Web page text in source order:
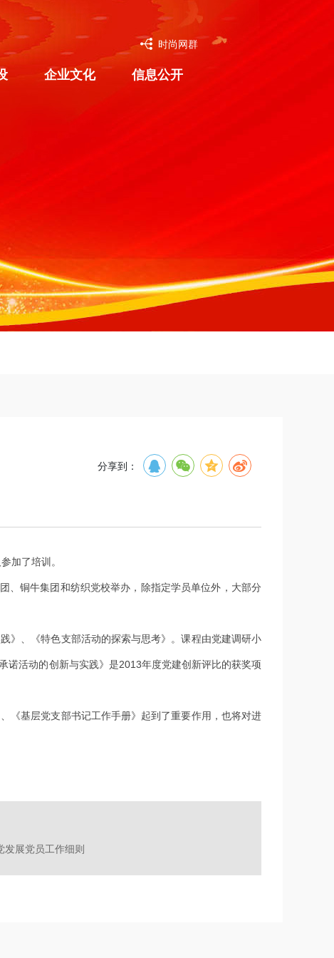
时尚网群
企业文化 信息公开
分享到：
加了培训。
铜牛集团和纺织党校举办，除指定学员单位外，大部分
、《特色支部活动的探索与思考》。课程由党建调研小
诺活动的创新与实践》是2013年度党建创新评比的获奖项
基层党支部书记工作手册》起到了重要作用，也将对进
发展党员工作细则